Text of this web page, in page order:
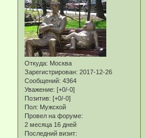
Откуда: Москва
Зарегистрирован: 2017-12-26
Сообщений: 4364
Уважение: [+0/-0]
Позитив: [+0/-0]
Пол: Мужской
Провел на форуме:
2 месяца 16 дней
Последний визит: